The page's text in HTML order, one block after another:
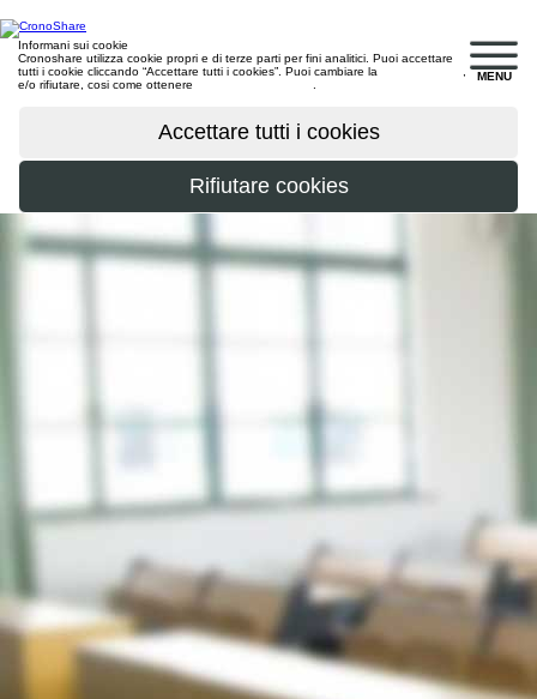
MENU
Informani sui cookie
Cronoshare utilizza cookie propri e di terze parti per fini analitici. Puoi accettare
tutti i cookie cliccando “Accettare tutti i cookies”. Puoi cambiare la
e/o rifiutare, cosi come ottenere